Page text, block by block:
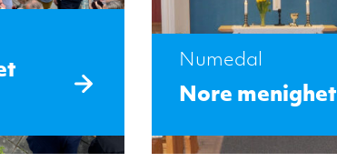
Numedal
Nore menighet